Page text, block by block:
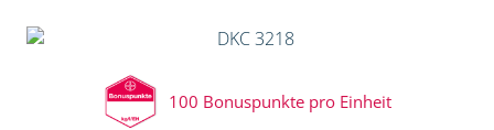
100 Bonuspunkte pro Einheit